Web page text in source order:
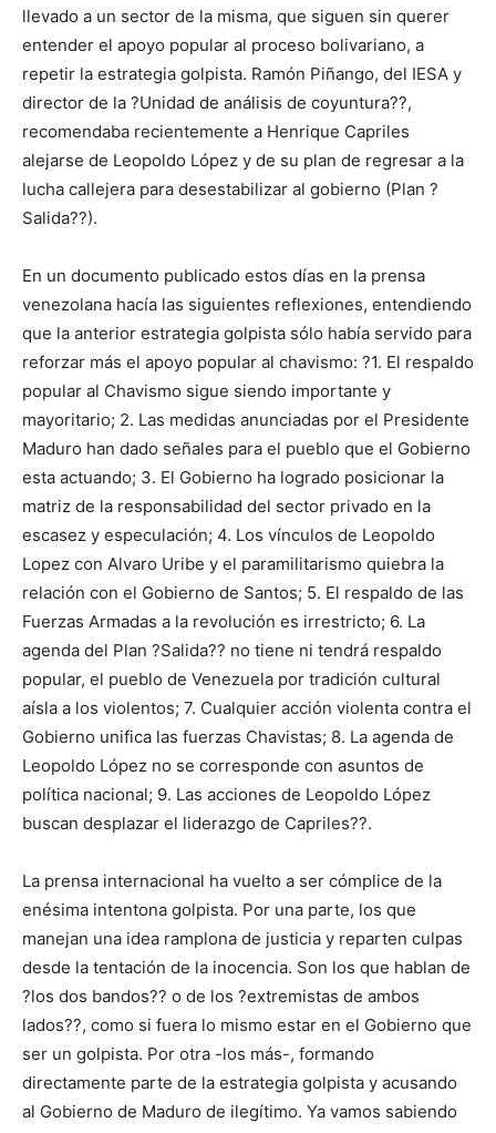
llevado a un sector de la misma, que siguen sin querer
entender el apoyo popular al proceso bolivariano, a
repetir la estrategia golpista. Ramón Piñango, del IESA y
director de la ?Unidad de análisis de coyuntura??,
recomendaba recientemente a Henrique Capriles
alejarse de Leopoldo López y de su plan de regresar a la
lucha callejera para desestabilizar al gobierno (Plan ?
Salida??).
En un documento publicado estos días en la prensa
venezolana hacía las siguientes reflexiones, entendiendo
que la anterior estrategia golpista sólo había servido para
reforzar más el apoyo popular al chavismo: ?1. El respaldo
popular al Chavismo sigue siendo importante y
mayoritario; 2. Las medidas anunciadas por el Presidente
Maduro han dado señales para el pueblo que el Gobierno
esta actuando; 3. El Gobierno ha logrado posicionar la
matriz de la responsabilidad del sector privado en la
escasez y especulación; 4. Los vínculos de Leopoldo
Lopez con Alvaro Uribe y el paramilitarismo quiebra la
relación con el Gobierno de Santos; 5. El respaldo de las
Fuerzas Armadas a la revolución es irrestricto; 6. La
agenda del Plan ?Salida?? no tiene ni tendrá respaldo
popular, el pueblo de Venezuela por tradición cultural
aísla a los violentos; 7. Cualquier acción violenta contra el
Gobierno unifica las fuerzas Chavistas; 8. La agenda de
Leopoldo López no se corresponde con asuntos de
política nacional; 9. Las acciones de Leopoldo López
buscan desplazar el liderazgo de Capriles??.
La prensa internacional ha vuelto a ser cómplice de la
enésima intentona golpista. Por una parte, los que
manejan una idea ramplona de justicia y reparten culpas
desde la tentación de la inocencia. Son los que hablan de
?los dos bandos?? o de los ?extremistas de ambos
lados??, como si fuera lo mismo estar en el Gobierno que
ser un golpista. Por otra -los más-, formando
directamente parte de la estrategia golpista y acusando
al Gobierno de Maduro de ilegítimo. Ya vamos sabiendo